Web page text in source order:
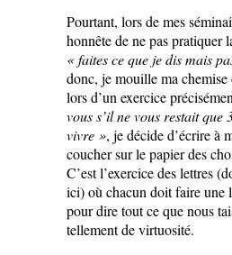
Pourtant, lors de mes
honnête de ne pas pratiquer
« faites ce que je dis mais
donc, je mouille ma
lors d’un exercice
vous s’il ne vous restait que
vivre », je décide d’écrire à
coucher sur le papier des
C’est l’exercice des lettres
ici) où chacun doit faire une
pour dire tout ce que nous
tellement de virtuosité.